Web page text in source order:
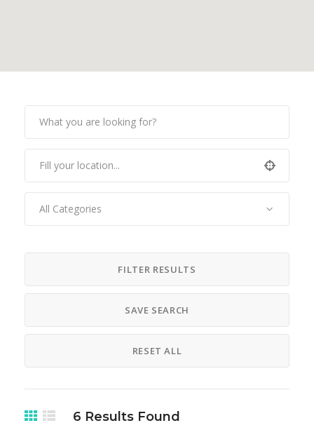
All Categories
FILTER RESULTS
SAVE SEARCH
RESET ALL
6 Results Found